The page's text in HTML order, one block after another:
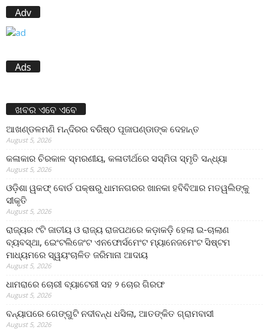
Adv
Ads
ଖବର ଏବେ ଏବେ
ଆଖଣ୍ଡଳମଣି ମନ୍ଦିରର ବରିଷ୍ଠ ପୂଜାପଣ୍ଡାଙ୍କ ଦେହାନ୍ତ
August 5, 2026
କଳାକାର ଚିରକାଳ ସ୍ମରଣୀୟ, କଳାତୀର୍ଥରେ ସସ୍ମିତା ସ୍ମୃତି ସନ୍ଧ୍ୟା
August 5, 2026
ଓଡ଼ିଶା ୱକଫ୍ ବୋର୍ଡ ପକ୍ଷରୁ ଧାମନଗରର ଖାନକା ହବିବିଆର ମତୱଲିଙ୍କୁ
ସୀକୃତି
August 5, 2026
ରାଜ୍ୟର ୯ଟି ଜାତୀୟ ଓ ରାଜ୍ୟ ରାଜପଥରେ କଡ଼ାକଡ଼ି ହେଲା ଇ-ଚାଲାଣ
ବ୍ୟବସ୍ଥା, ଇେଂଟଲିଜେଂଟ ଏନଫୋର୍ସମେଂଟ ମ୍ୟାନେଜମେଂଟ ସିଷ୍ଟମ
ମାଧ୍ୟମରେ ସ୍ୱୟଂଚାଳିତ ଜରିମାନା ଆଦାୟ
August 5, 2026
ଧାମରାରେ ଚୋରୀ ବ୍ୟାଟେରୀ ସହ ୨ ଚୋର ଗିରଫ
August 5, 2026
ବନ୍ୟାପରେ ଗେଙ୍ଗୁଟି ନଦୀବନ୍ଧ ଧସିଲା, ଆତଙ୍କିତ ଗ୍ରାମବାସୀ
August 5, 2026